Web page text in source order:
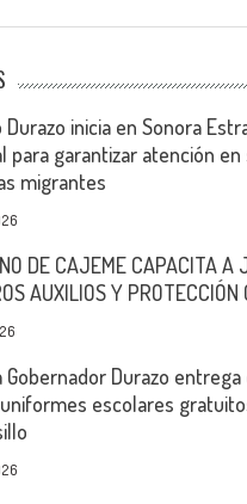
inicia en Sonora
para garantizar atención en
migrantes
DE CAJEME CAPACITA A
AUXILIOS Y PROTECCIÓN
Gobernador Durazo entrega
escolares